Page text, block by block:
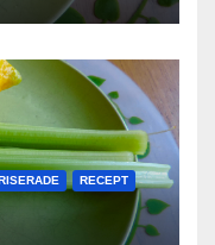
RECEPT